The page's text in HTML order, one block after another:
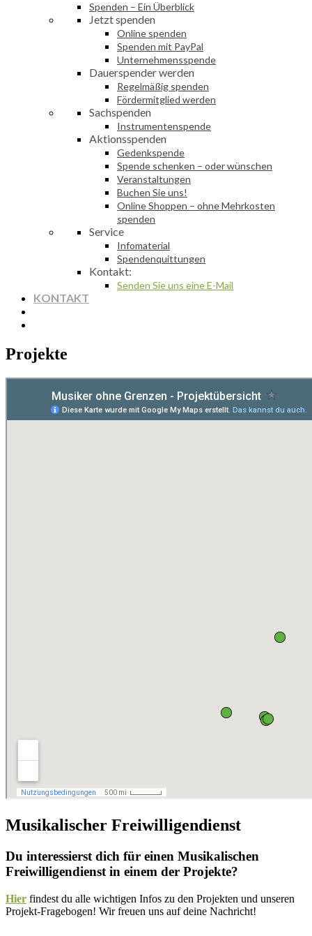
Spenden – Ein Überblick
Jetzt spenden
Online spenden
Spenden mit PayPal
Unternehmensspende
Dauerspender werden
Regelmäßig spenden
Fördermitglied werden
Sachspenden
Instrumentenspende
Aktionsspenden
Gedenkspende
Spende schenken – oder wünschen
Veranstaltungen
Buchen Sie uns!
Online Shoppen – ohne Mehrkosten
spenden
Service
Infomaterial
Spendenquittungen
Kontakt:
Senden Sie uns eine E-Mail
KONTAKT
Projekte
Musikalischer Freiwilligendienst
Du interessierst dich für einen Musikalischen
Freiwilligendienst in einem der Projekte?
Hier findest du alle wichtigen Infos zu den Projekten und unseren
Projekt-Fragebogen! Wir freuen uns auf deine Nachricht!